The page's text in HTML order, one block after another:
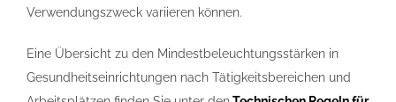
Verwendungszweck variieren können.
Eine Übersicht zu den Mindestbeleuchtungsstärken in
Gesundheitseinrichtungen nach Tätigkeitsbereichen und